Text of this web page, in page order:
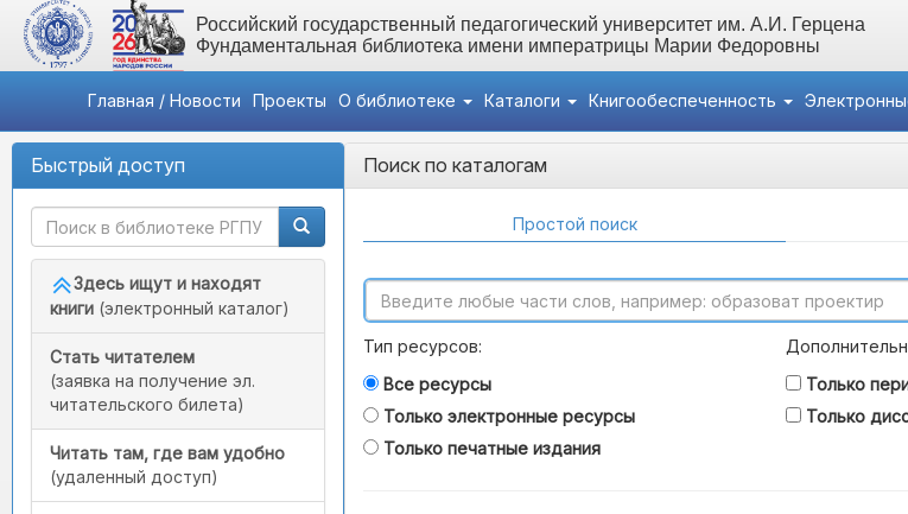
Российский государственный педагогический университет им. А.И. Герцена
Фундаментальная библиотека имени императрицы Марии Федоровны
Главная / Новости Проекты О библиотеке Каталоги Книгообеспеченность
Быстрый доступ
Здесь ищут и находят
книги (электронный каталог)
Стать читателем
(заявка на получение эл.
читательского билета)
Читать там, где вам удобно
(удаленный доступ)
Поиск по каталогам
Простой поиск
Тип ресурсов:
Все ресурсы
Только электронные ресурсы
Только печатные издания
Только
Только